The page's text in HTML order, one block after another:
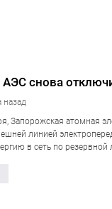
снова
назад
Запорожская атомная
линией
в сеть по
электропередач вышла из